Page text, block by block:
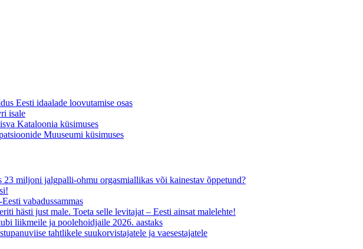
Eesti idaalade loovutamise osas
isale
Kataloonia küsimuses
Muuseumi küsimuses
23 miljoni jalgpalli-ohmu orgasmiallikas või kainestav õppetund?
vabadussammas
hästi just male. Toeta selle levitajat – Eesti ainsat malelehte!
liikmeile ja poolehoidjaile 2026. aastaks
tahtlikele suukorvistajatele ja vaesestajatele